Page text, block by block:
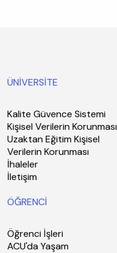
ÜNİVERSİTE
Kalite Güvence Sistemi
Kişisel Verilerin Korunması
Uzaktan Eğitim Kişisel
Verilerin Korunması
İhaleler
İletişim
ÖĞRENCİ
Öğrenci İşleri
ACU'da Yaşam